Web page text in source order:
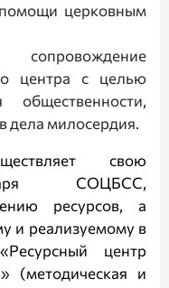
церковным
центра с целью
общественности,
дела милосердия.
свою
СОЦБСС,
ресурсов, а
и реализуемому в
центр
(методическая и